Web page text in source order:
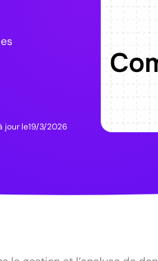
jour le19/3/2026